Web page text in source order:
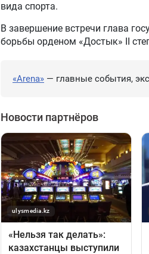
вида спорта.
В завершение встречи глава
борьбы орденом «Достык» II
«Arena» — главные события,